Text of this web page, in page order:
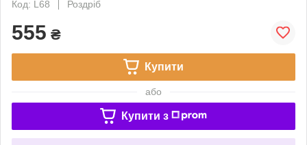
Код: L68
Роздріб
555 ₴
Купити
або
Купити з